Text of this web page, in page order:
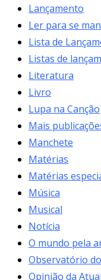
Lançamento
Ler para se
Lista de
Listas de
Literatura
Livro
Lupa na Canção
Mais
Manchete
Matérias
Matérias
Música
Musical
Notícia
O mundo pela
Observatório
Opinião da